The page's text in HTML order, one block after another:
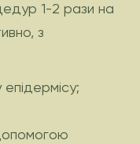
1-2 рази на
з